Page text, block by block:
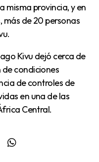
misma provincia, y en
más de 20 personas
condiciones
de controles de
en una de las
Central.